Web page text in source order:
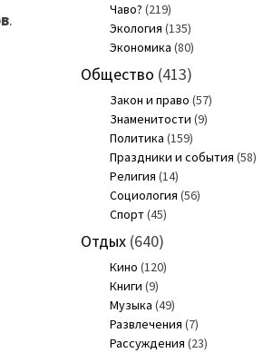
.
Чаво? (219)
Экология (135)
Экономика (80)
Общество (413)
Закон и право (57)
Знаменитости (9)
Политика (159)
Праздники и события (58)
Религия (14)
Социология (56)
Спорт(45)
Отдых(640)
Кино (120)
Книги (9)
Музыка (49)
Развлечения (7)
Рассуждения (23)